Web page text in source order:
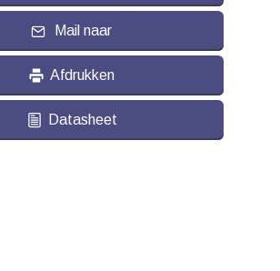
Mail naar
Afdrukken
Datasheet